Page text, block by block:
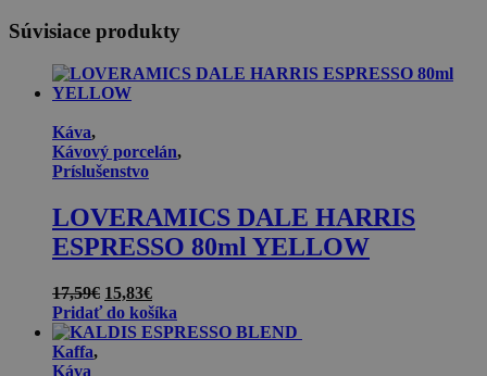
Súvisiace produkty
Káva,
Kávový porcelán,
Príslušenstvo
LOVERAMICS DALE HARRIS
ESPRESSO 80ml YELLOW
17,59€ Pôvodná
cena
bola:
15,83€Aktuálna
cena
je:
Pridať do košíka
Kaffa,
Káva